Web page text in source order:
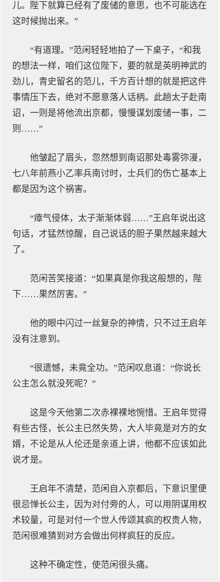
儿。陛下就算已经有了废储的意思，也不可能选在
这时候抛出来。”
“有道理。”范闲轻轻地拍了一下桌子，“和我
的想法一样，咱们这位陛下，要的就是英明神武的
劲儿，青史留名的范儿，千方百计想的就是把这件
事情压下去，绝对不愿意落人话柄。此趟太子赴南
诏，一则是将他流出京都，慢慢谋划废储一事，二
则……”
他皱起了眉头，忽然想到南诏那处毒雾弥漫，
七八年前燕小乙率兵南讨时，士兵们的伤亡基本上
都是因为这个祸害。
“瘴气侵体，太子渐渐体弱……”王启年说出这
句话，才猛然惊醒，自己说话的胆子果然越来越大
了。
范闲苦笑接道：“如果真是你我这般想的，陛
下……果然厉害。”
他的眼中闪过一丝复杂的神情，只不过王启年
没有注意到。
“很遗憾，未竟全功。”范闲叹息道：“你说长
公主怎么就没死呢？”
这是今天他第二次赤裸裸地惋惜。王启年觉得
有些古怪，长公主已然失势，大人毕竟是对方的女
婿，不论是从人伦还是亲道上讲，他都不应该如此
说才是。
王启年不清楚，范闲自入京都后，下意识里便
很忌惮长公主，因为对付旁的人，可以用阴谋用权
术较量，可是对付一个世人传颂其疯的权贵人物，
范闲很难猜到对方会做出何样疯狂的反应。
这种不确定性，使范闲很头痛。